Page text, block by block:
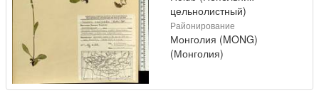
цельнолистный)
Районирование
Монголия (MONG)
(Монголия)